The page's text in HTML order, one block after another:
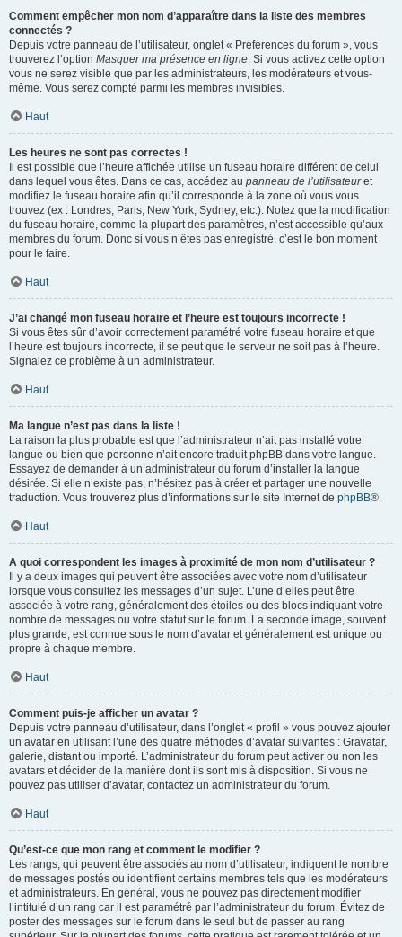
Comment empêcher mon nom d’apparaître dans la liste des membres
connectés ?
Depuis votre panneau de l’utilisateur, onglet « Préférences du forum », vous
trouverez l’option Masquer ma présence en ligne. Si vous activez cette option
vous ne serez visible que par les administrateurs, les modérateurs et vous-
même. Vous serez compté parmi les membres invisibles.
Haut
Les heures ne sont pas correctes !
Il est possible que l’heure affichée utilise un fuseau horaire différent de celui
dans lequel vous êtes. Dans ce cas, accédez au panneau de l’utilisateuret
modifiez le fuseau horaire afin qu’il corresponde à la zone où vous vous
trouvez (ex : Londres, Paris, New York, Sydney, etc.). Notez que la modification
du fuseau horaire, comme la plupart des paramètres, n’est accessible qu’aux
membres du forum. Donc si vous n’êtes pas enregistré, c’est le bon moment
pour le faire.
Haut
J’ai changé mon fuseau horaire et l’heure est toujours incorrecte !
Si vous êtes sûr d’avoir correctement paramétré votre fuseau horaire et que
l’heure est toujours incorrecte, il se peut que le serveur ne soit pas à l’heure.
Signalez ce problème à un administrateur.
Haut
Ma langue n’est pas dans la liste !
La raison la plus probable est que l’administrateur n’ait pas installé votre
langue ou bien que personne n’ait encore traduit phpBB dans votre langue.
Essayez de demander à un administrateur du forum d’installer la langue
désirée. Si elle n’existe pas, n’hésitez pas à créer et partager une nouvelle
traduction. Vous trouverez plus d’informations sur le site Internet de phpBB®.
Haut
A quoi correspondent les images à proximité de mon nom d’utilisateur ?
Il y a deux images qui peuvent être associées avec votre nom d’utilisateur
lorsque vous consultez les messages d’un sujet. L’une d’elles peut être
associée à votre rang, généralement des étoiles ou des blocs indiquant votre
nombre de messages ou votre statut sur le forum. La seconde image, souvent
plus grande, est connue sous le nom d’avatar et généralement est unique ou
propre à chaque membre.
Haut
Comment puis-je afficher un avatar ?
Depuis votre panneau d’utilisateur, dans l’onglet « profil » vous pouvez ajouter
un avatar en utilisant l’une des quatre méthodes d’avatar suivantes : Gravatar,
galerie, distant ou importé. L’administrateur du forum peut activer ou non les
avatars et décider de la manière dont ils sont mis à disposition. Si vous ne
pouvez pas utiliser d’avatar, contactez un administrateur du forum.
Haut
Qu’est-ce que mon rang et comment le modifier ?
Les rangs, qui peuvent être associés au nom d’utilisateur, indiquent le nombre
de messages postés ou identifient certains membres tels que les modérateurs
et administrateurs. En général, vous ne pouvez pas directement modifier
l’intitulé d’un rang car il est paramétré par l’administrateur du forum. Évitez de
poster des messages sur le forum dans le seul but de passer au rang